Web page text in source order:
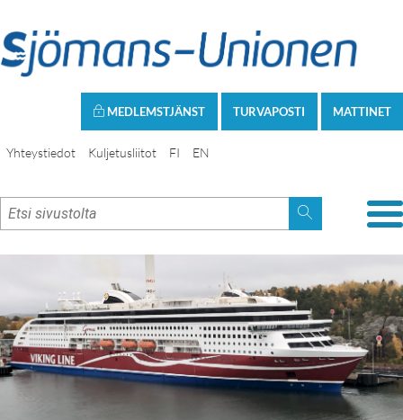
MATTINET
TURVAPOSTI
MEDLEMSTJÄNST
Yhteystiedot Kuljetusliitot FI EN